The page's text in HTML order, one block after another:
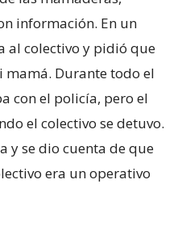
información. En un
al colectivo y pidió que
mamá. Durante todo el
con el policía, pero el
el colectivo se detuvo.
y se dio cuenta de que
era un operativo